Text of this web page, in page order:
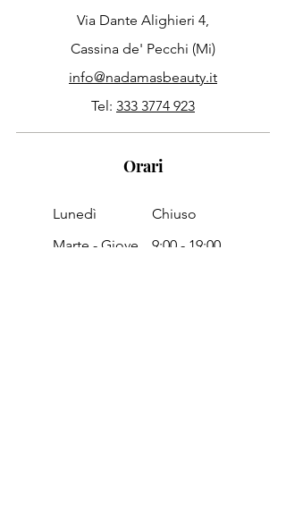
Via Dante Alighieri 4,
Cassina de' Pecchi (Mi)
info@nadamasbeauty.it
Tel: 333 3774 923
Orari
Chiuso
9:00 - 19:00
Lunedì
Marte - Giove